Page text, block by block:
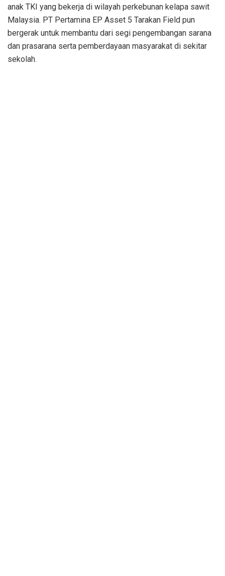
anak TKI yang bekerja di wilayah perkebunan kelapa sawit
Malaysia. PT Pertamina EP Asset 5 Tarakan Field pun
bergerak untuk membantu dari segi pengembangan sarana
dan prasarana serta pemberdayaan masyarakat di sekitar
sekolah.